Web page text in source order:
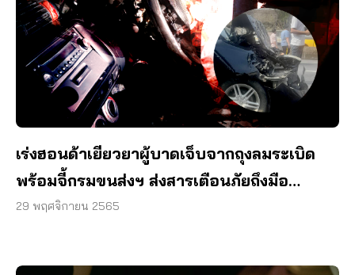
เร่งฮอนด้าเยียวยาผู้บาดเจ็บจากถุงลมระเบิด
พร้อมจี้กรมขนส่งฯ ส่งสารเตือนภัยถึงมือ
เจ้าของรถ
29 พฤศจิกายน 2565